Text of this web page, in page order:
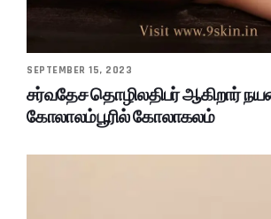
SEPTEMBER 15, 2023
சர்வதேச தொழிலதிபர் ஆகிறார்
கோலாலம்பூரில் கோலாகலம்